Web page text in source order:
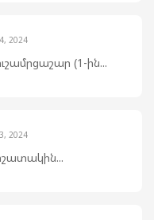
2024
(1-ին...
2024